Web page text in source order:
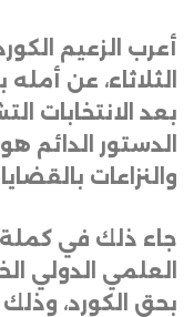
أعرب الزعيم
الثلاثاء، عن
بعد الانتخابات
الدستور الدائم
والنزاعات
جاء ذلك في كملة
العلمي الدولي
بحق الكورد،